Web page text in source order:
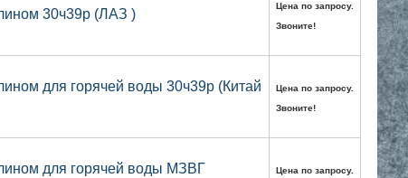
30ч39р (ЛАЗ )
Цена по запросу.
Звоните!
для горячей воды 30ч39р (Китай
Цена по запросу.
Звоните!
для горячей воды МЗВГ
Цена по запросу.